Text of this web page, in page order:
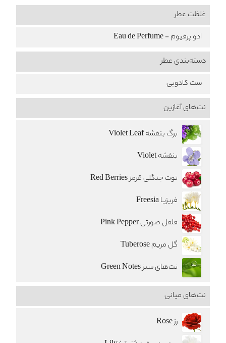
غلظت عطر
ادو پرفیوم - Eau de Perfume
دسته‌بندی عطر
ست کادویی
نت‌های آغازین
برگ بنفشه Violet Leaf
بنفشه Violet
توت جنگلی قرمز Red Berries
فریزیا Freesia
فلفل صورتی Pink Pepper
گل مریم Tuberose
نت‌های سبز Green Notes
نت‌های میانی
رز Rose